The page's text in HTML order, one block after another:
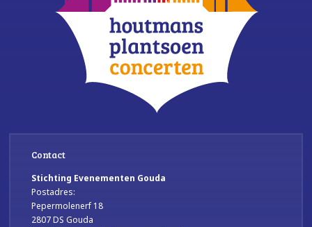
Contact
Stichting Evenementen Gouda
Postadres:
Pepermolenerf 18
2807 DS Gouda